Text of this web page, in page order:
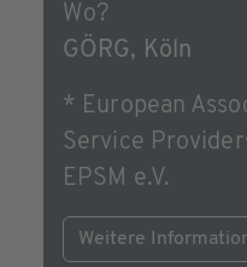
Wo?
GÖRG, Köln
* European
Service
EPSM e.V.
Weitere